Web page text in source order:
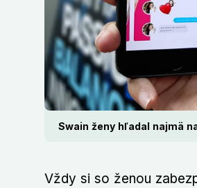
Swain ženy hľadal najmä
Vždy si so ženou